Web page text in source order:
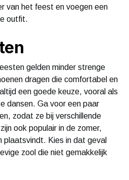
van het feest en voegen een
outfit.
gelden minder strenge
dragen die comfortabel en
een goede keuze, vooral als
dansen. Ga voor een paar
zodat ze bij verschillende
ook populair in de zomer,
plaatsvindt. Kies in dat geval
zool die niet gemakkelijk